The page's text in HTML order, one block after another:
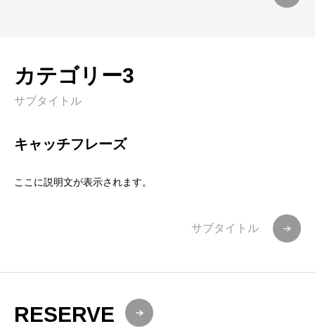
カテゴリー3
サブタイトル
キャッチフレーズ
ここに説明文が表示されます。
サブタイトル
RESERVE